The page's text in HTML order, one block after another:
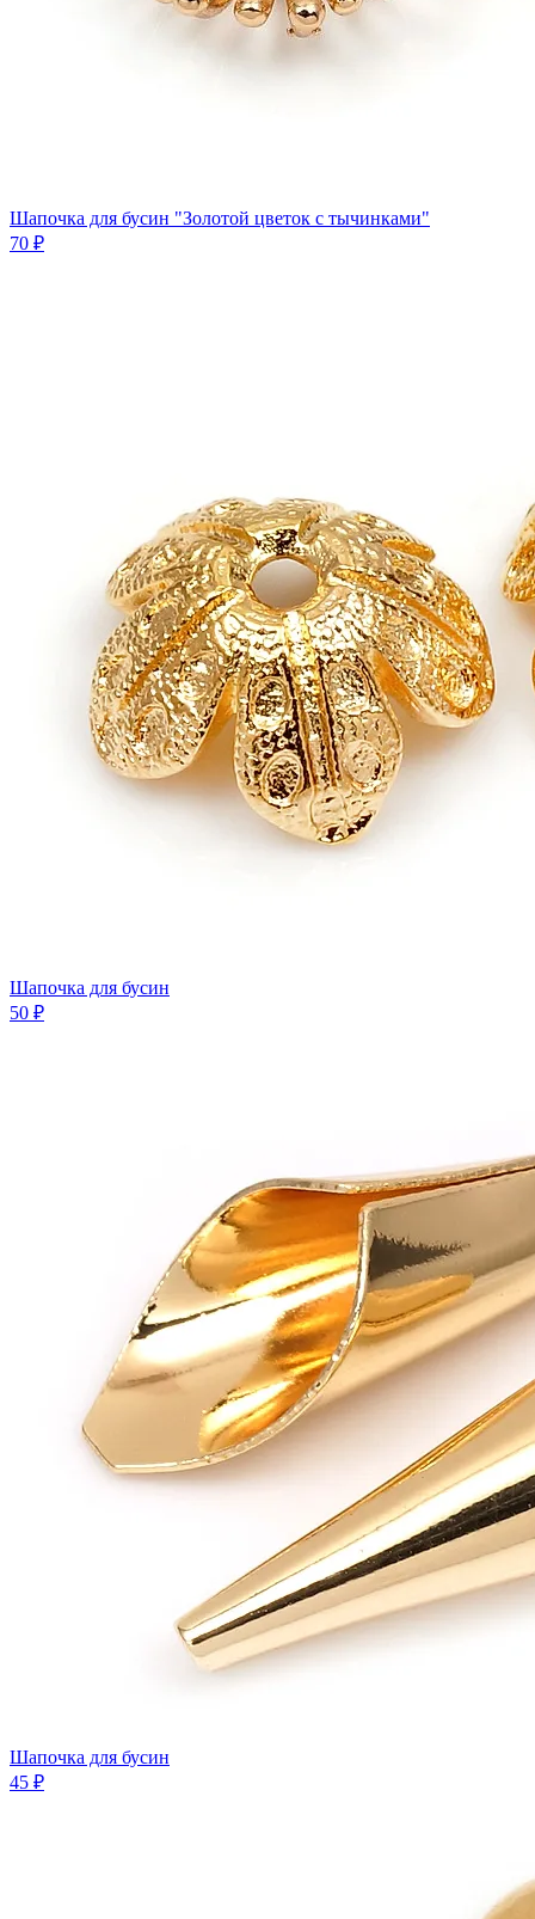
Шапочка для бусин "Золотой цветок с тычинками"
70 ₽
Шапочка для бусин
50 ₽
Шапочка для бусин
45 ₽